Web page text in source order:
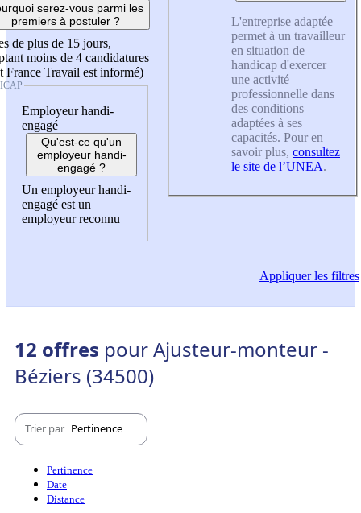
serez-vous parmi les
premiers à postuler ?
de plus de 15 jours,
moins de 4 candidatures
France Travail est informé)
Employeur handi-
engagé
Qu'est-ce qu'un
employeur handi-
engagé ?
Un employeur handi-
engagé est un
employeur reconnu
L'entreprise adaptée
permet à un travailleur
en situation de
handicap d'exercer
une activité
professionnelle dans
des conditions
adaptées à ses
capacités. Pour en
savoir plus, consultez
le site de l’UNEA.
Appliquerles filtres
12 offres pour Ajusteur-monteur -
Béziers (34500)
Trier par Pertinence
Pertinence
Date
Distance